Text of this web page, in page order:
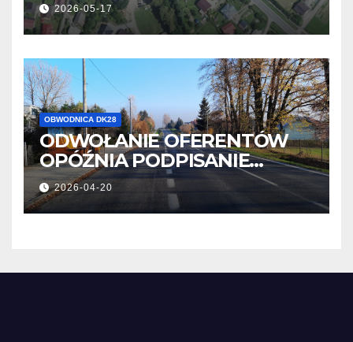
2026-05-17
OBWODNICA DK28
ODWOŁANIE OFERENTÓW
OPÓŹNIA PODPISANIE
UMOWY
2026-04-20